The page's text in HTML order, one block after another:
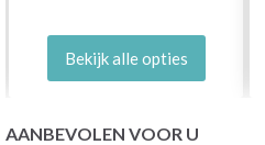
Bekijk alle opties
AANBEVOLEN VOOR U